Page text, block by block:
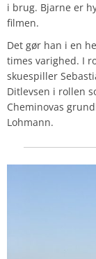
i brug. Bjarne er
filmen.
Det gør han i en
times varighed. I
skuespiller
Ditlevsen i rollen
Cheminovas
Lohmann.